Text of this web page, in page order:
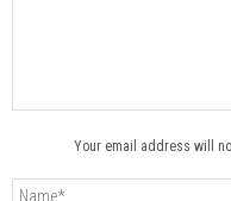
Your email address will